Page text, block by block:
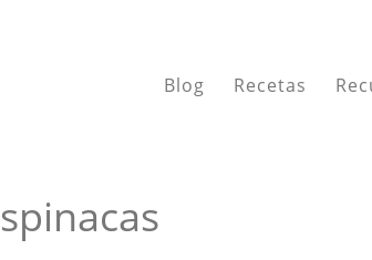
Blog Recetas